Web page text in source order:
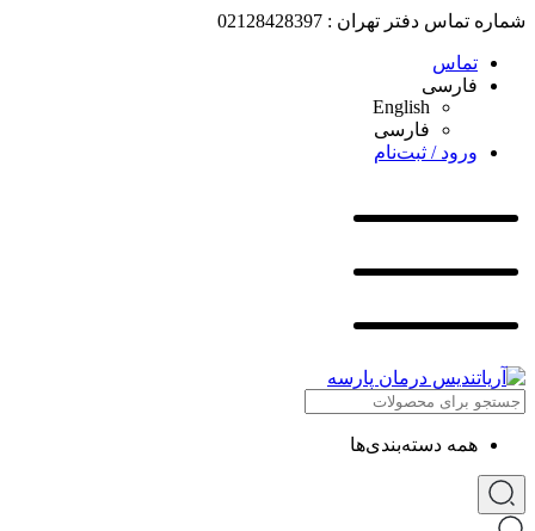
شماره تماس دفتر تهران : 02128428397
تماس
فارسی
English
فارسی
ورود / ثبت‌نام
همه دسته‌بندی‌ها